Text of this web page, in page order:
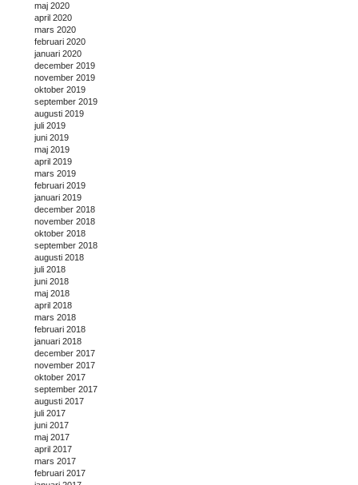
maj 2020
april 2020
mars 2020
februari 2020
januari 2020
december 2019
november 2019
oktober 2019
september 2019
augusti 2019
juli 2019
juni 2019
maj 2019
april 2019
mars 2019
februari 2019
januari 2019
december 2018
november 2018
oktober 2018
september 2018
augusti 2018
juli 2018
juni 2018
maj 2018
april 2018
mars 2018
februari 2018
januari 2018
december 2017
november 2017
oktober 2017
september 2017
augusti 2017
juli 2017
juni 2017
maj 2017
april 2017
mars 2017
februari 2017